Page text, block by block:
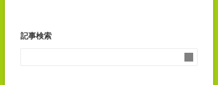
記事検索